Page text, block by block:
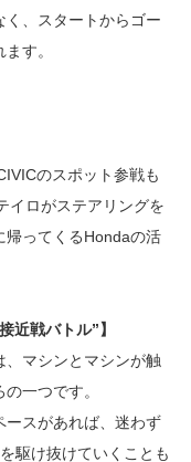
、スタートからゴー
す。
のスポット参戦も
イロがステアリングを
帰ってくるHondaの活
近戦バトル”】
マシンとマシンが触
一つです。
ースがあれば、迷わず
駆け抜けていくことも